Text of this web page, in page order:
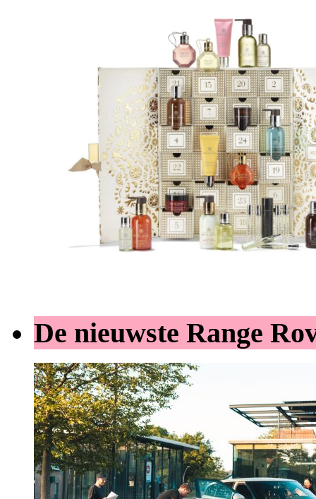
De nieuwste Range